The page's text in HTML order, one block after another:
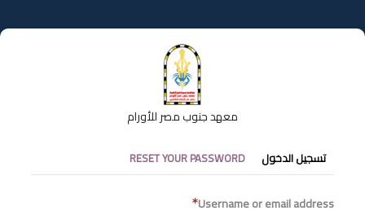
إلى
المحتوى
معهد جنوب مصر للأورام
التبويبات
الأساسية
تسجيل الدخول RESET YOUR PASSWORD
Username or email address